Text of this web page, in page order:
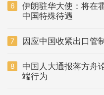
6
伊朗驻华大使：将在
中国特殊待遇
7 因应中国收紧出口管
8
中国人大通报蒋方舟
端行为